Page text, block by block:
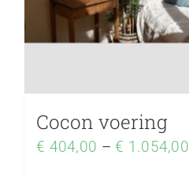
Cocon voering
€ 404,00 –€ 1.054,00